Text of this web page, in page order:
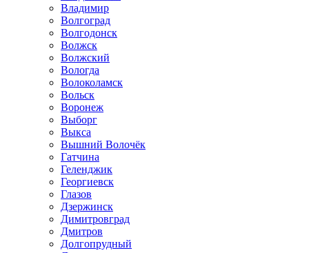
Владимир
Волгоград
Волгодонск
Волжск
Волжский
Вологда
Волоколамск
Вольск
Воронеж
Выборг
Выкса
Вышний Волочёк
Гатчина
Геленджик
Георгиевск
Глазов
Дзержинск
Димитровград
Дмитров
Долгопрудный